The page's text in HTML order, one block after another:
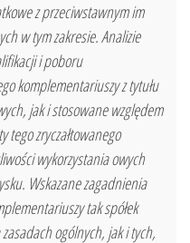
z przeciwstawnym im
w tym zakresie. Analizie
i poboru
komplementariuszy z tytułu
jak i stosowane względem
tego zryczałtowanego
wykorzystania owych
Wskazane zagadnienia
tak spółek
ogólnych, jak i tych,